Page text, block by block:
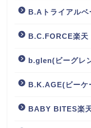
B.Aトライアルベ
B.C.FORCE楽天
b.glen(ビーグレ
B.K.AGE(ビーケ
BABY BITES楽